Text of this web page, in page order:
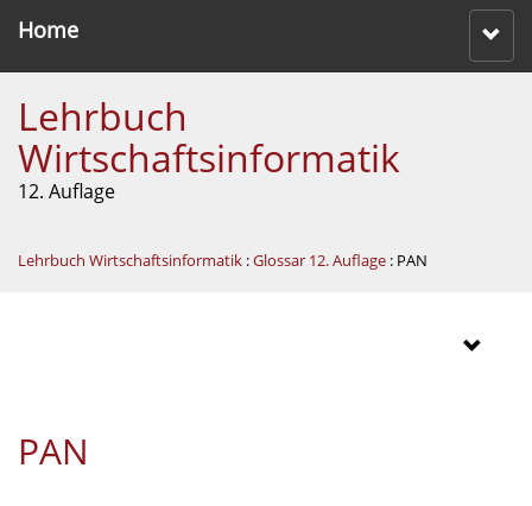
Home
Lehrbuch
Wirtschaftsinformatik
12. Auflage
Lehrbuch Wirtschaftsinformatik :Glossar 12. Auflage : PAN
PAN